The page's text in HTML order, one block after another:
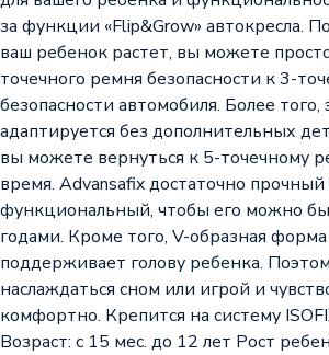
за функции «Flip&Grow» автокресла.
ваш ребенок растет, вы можете
точечного ремня безопасности к 3-
безопасности автомобиля. Более того,
адаптируется без дополнительных
вы можете вернуться к 5-точечному
время. Advansafix достаточно прочный
функциональный, чтобы его можно
годами. Кроме того, V-образная
поддерживает голову ребенка.
наслаждаться сном или игрой и
комфортно. Крепится на систему
Возраст: с 15 мес. до 12 лет Рост